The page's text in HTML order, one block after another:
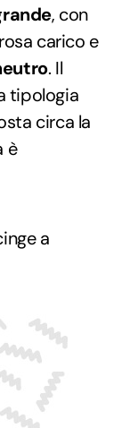
, con
carico e
. Il
tipologia
circa la
è
a